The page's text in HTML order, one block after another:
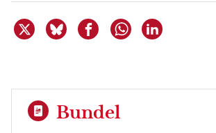
Deel dit item op X
Deel dit item op Bluesky
Deel dit item op
Delen via WhatsApp
Bundel